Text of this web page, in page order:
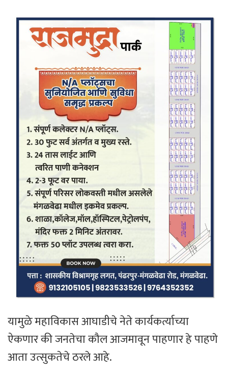
यामुळे महाविकास आघाडीचे नेते कार्यकर्त्याच्या
ऐकणार की जनतेचा कौल आजमावून पाहणार हे पाहणे
आता उत्सुकतेचे ठरले आहे.